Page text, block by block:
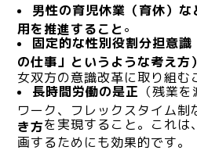
男性の育児休業（育休）
用を推進すること 。
固定的な性別役割分担意
の仕事」というような考え方
女双方の意識改革に取り組む
長時間労働の是正 （残業
ワーク、フレックスタイム制
き方を実現すること。これは
画するためにも効果的です。